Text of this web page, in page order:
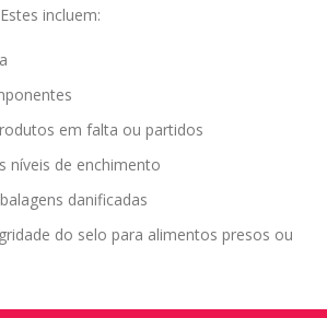
incluem:
em falta ou partidos
níveis de enchimento
danificadas
do selo para alimentos presos ou